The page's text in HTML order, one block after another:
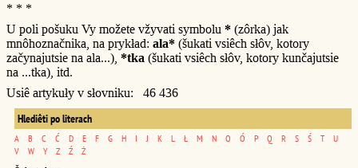
* * *
U poli pošuku Vy možete vžyvati symbolu * (zôrka) jak
mnôhoznačnika, na prykład: ala* (šukati vsiêch słôv, kotory
začynajutsie na ala...), *tka (šukati vsiêch słôv, kotory kunčajutsie
na ...tka), itd.
Usiê artykuły v słovniku: 46 436
Hlediêti po literach
A B C Ć D E F G H I J K L Ł M N O Ó P Q R S Ś T
U
V
W Y Z Ź Ż